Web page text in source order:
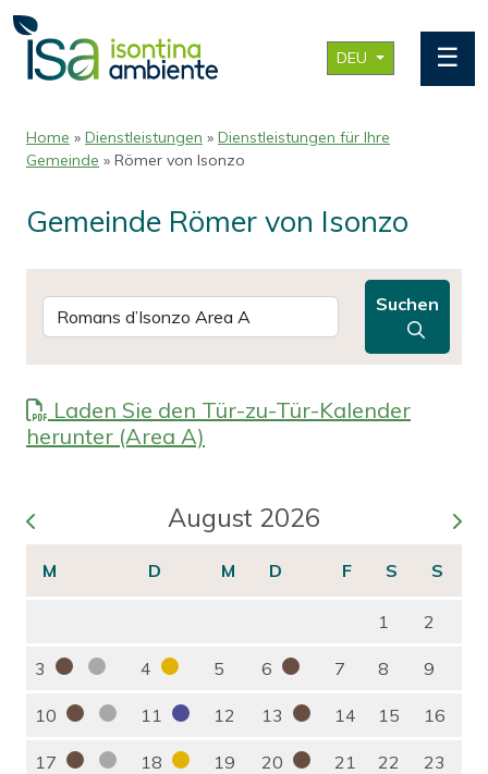
DEU ☰
Home » Dienstleistungen » Dienstleistungen für Ihre
Gemeinde » Römer von Isonzo
Gemeinde Römer von Isonzo
Suchen
Laden Sie den Tür-zu-Tür-Kalender
herunter (Area A)
August 2026
1 2
3 4 5 6 7 8 9
10 11 12 13 14 15 16
17 18 19 20 21 22 23